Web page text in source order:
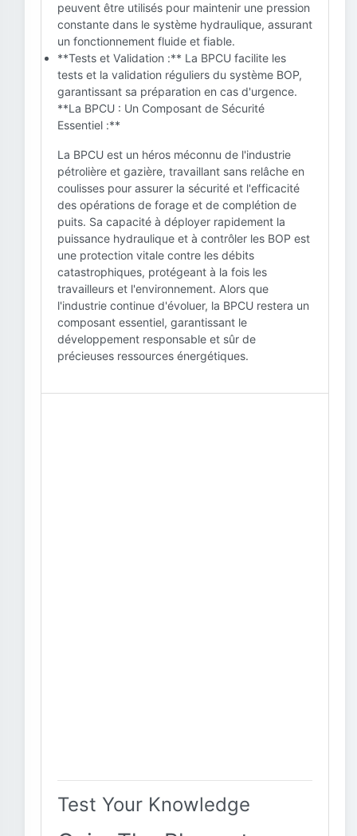
peuvent être utilisés pour maintenir une pression
constante dans le système hydraulique, assurant
un fonctionnement fluide et fiable.
**Tests et Validation :** La BPCU facilite les
tests et la validation réguliers du système BOP,
garantissant sa préparation en cas d'urgence.
**La BPCU : Un Composant de Sécurité
Essentiel :**
La BPCU est un héros méconnu de l'industrie
pétrolière et gazière, travaillant sans relâche en
coulisses pour assurer la sécurité et l'efficacité
des opérations de forage et de complétion de
puits. Sa capacité à déployer rapidement la
puissance hydraulique et à contrôler les BOP est
une protection vitale contre les débits
catastrophiques, protégeant à la fois les
travailleurs et l'environnement. Alors que
l'industrie continue d'évoluer, la BPCU restera un
composant essentiel, garantissant le
développement responsable et sûr de
précieuses ressources énergétiques.
Test Your Knowledge